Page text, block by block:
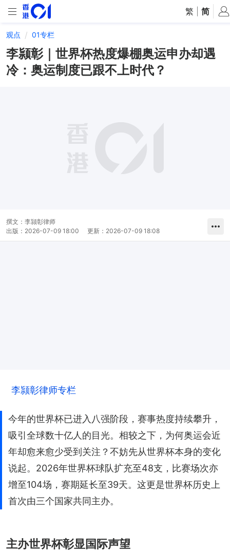
繁 简
观点 01专栏
李颕彰｜世界杯热度爆棚奥运申办却遇
冷：奥运制度已跟不上时代？
撰文： 李颕彰律师
出版： 2026-07-09 18:00 更新： 2026-07-09 18:08
李颕彰律师专栏
今年的世界杯已进入八强阶段，赛事热度持续攀升，
吸引全球数十亿人的目光。相较之下，为何奥运会近
年却愈来愈少受到关注？不妨先从世界杯本身的变化
说起。2026年世界杯球队扩充至48支，比赛场次亦
增至104场，赛期延长至39天。这更是世界杯历史上
首次由三个国家共同主办。
主办世界杯彰显国际声望